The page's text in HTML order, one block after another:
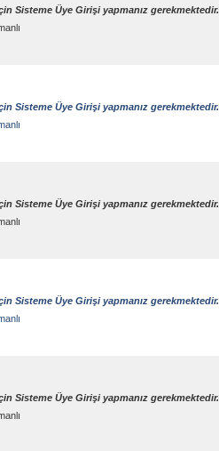
Sisteme Üye Girişi yapmanız gerekmektedir.
Sisteme Üye Girişi yapmanız gerekmektedir.
Sisteme Üye Girişi yapmanız gerekmektedir.
Sisteme Üye Girişi yapmanız gerekmektedir.
Sisteme Üye Girişi yapmanız gerekmektedir.